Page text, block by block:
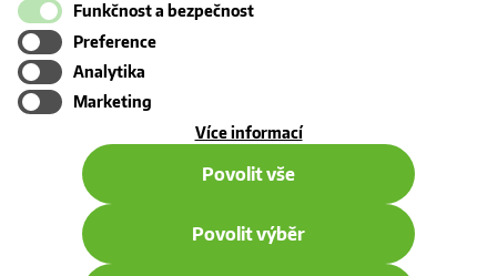
souhlasu. Svoje nastavení můžete kdykoliv změnit v zápatí stránky v
„Nastavení soukromí". Více informací o tom, jak se soubory cookies a
osobními údaji pracujeme, včetně možností uplatnění vašich práv,
naleznete na webové stránce v sekci
Funkčnost a bezpečnost
Preference
Analytika
Marketing
Více informacío
Povolit vše
Povolit výběr
INFORMACE
KONTAKT